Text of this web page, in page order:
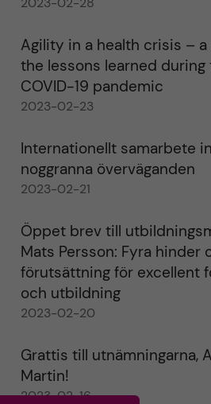
Agility in a health crisis –
the lessons learned during
COVID-19 pandemic
2023-02-23
Internationellt samarbete
noggranna överväganden
2023-02-21
Öppet brev till
Mats Persson: Fyra hinder
förutsättning för excellent
och utbildning
2023-02-20
Grattis till utnämningarna,
Martin!
2023-02-16